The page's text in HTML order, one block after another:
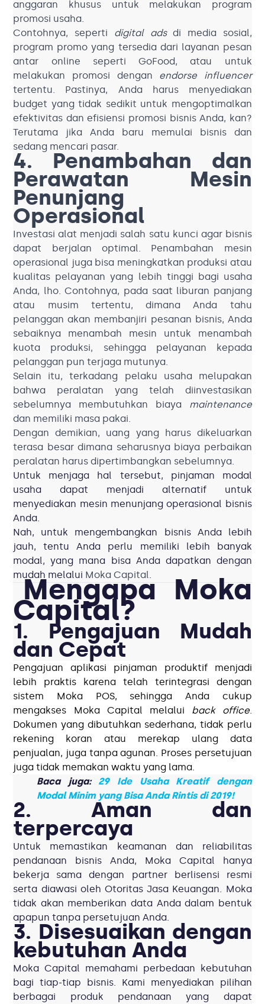
anggaran khusus untuk melakukan program
promosi usaha.
Contohnya, seperti digital adsdi media sosial,
program promo yang tersedia dari layanan pesan
antar online seperti GoFood, atau untuk
melakukan promosi dengan endorse influencer
tertentu. Pastinya, Anda harus menyediakan
budget yang tidak sedikit untuk mengoptimalkan
efektivitas dan efisiensi promosi bisnis Anda, kan?
Terutama jika Anda baru memulai bisnis dan
sedang mencari pasar.
4. Penambahan dan
Perawatan Mesin
Penunjang
Operasional
Investasi alat menjadi salah satu kunci agar bisnis
dapat berjalan optimal. Penambahan mesin
operasional juga bisa meningkatkan produksi atau
kualitas pelayanan yang lebih tinggi bagi usaha
Anda, lho. Contohnya, pada saat liburan panjang
atau musim tertentu, dimana Anda tahu
pelanggan akan membanjiri pesanan bisnis, Anda
sebaiknya menambah mesin untuk menambah
kuota produksi, sehingga pelayanan kepada
pelanggan pun terjaga mutunya.
Selain itu, terkadang pelaku usaha melupakan
bahwa peralatan yang telah diinvestasikan
sebelumnya membutuhkan biaya maintenance
dan memiliki masa pakai.
Dengan demikian, uang yang harus dikeluarkan
terasa besar dimana seharusnya biaya perbaikan
peralatan harus dipertimbangkan sebelumnya.
Untuk menjaga hal tersebut, pinjaman modal
usaha dapat menjadi alternatif untuk
menyediakan mesin menunjang operasional bisnis
Anda.
Nah, untuk mengembangkan bisnis Anda lebih
jauh, tentu Anda perlu memiliki lebih banyak
modal, yang mana bisa Anda dapatkan dengan
mudah melalui Moka Capital
Mengapa Moka
Capital?
1. Pengajuan Mudah
dan Cepat
Pengajuan aplikasi pinjaman produktif menjadi
lebih praktis karena telah terintegrasi dengan
sistem Moka POS, sehingga Anda cukup
mengakses Moka Capital melalui back office.
Dokumen yang dibutuhkan sederhana, tidak perlu
rekening koran atau merekap ulang data
penjualan, juga tanpa agunan. Proses persetujuan
juga tidak memakan waktu yang lama.
Baca juga: 29 Ide Usaha Kreatif dengan
Modal Minim yang Bisa Anda Rintis di 2019!
2. Aman dan
terpercaya
Untuk memastikan keamanan dan reliabilitas
pendanaan bisnis Anda, Moka Capital hanya
bekerja sama dengan partner berlisensi resmi
serta diawasi oleh Otoritas Jasa Keuangan. Moka
tidak akan memberikan data Anda dalam bentuk
apapun tanpa persetujuan Anda.
3. Disesuaikan dengan
kebutuhan Anda
Moka Capital memahami perbedaan kebutuhan
bagi tiap-tiap bisnis. Kami menyediakan pilihan
berbagai produk pendanaan yang dapat